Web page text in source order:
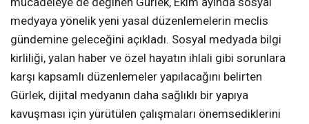
medyaya yönelik yeni yasal düzenlemelerin meclis
gündemine geleceğini açıkladı. Sosyal medyada bilgi
kirliliği, yalan haber ve özel hayatın ihlali gibi sorunlara
karşı kapsamlı düzenlemeler yapılacağını belirten
Gürlek, dijital medyanın daha sağlıklı bir yapıya
kavuşması için yürütülen çalışmaları önemsediklerini